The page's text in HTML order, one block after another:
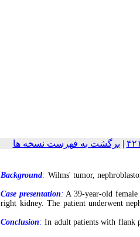
| برگشت به فهرست نسخه ها
Background: Wilms' tumor,
Case presentation: A 39-year-old female
right kidney. The patient underwent
Conclusion: In adult patients with flank